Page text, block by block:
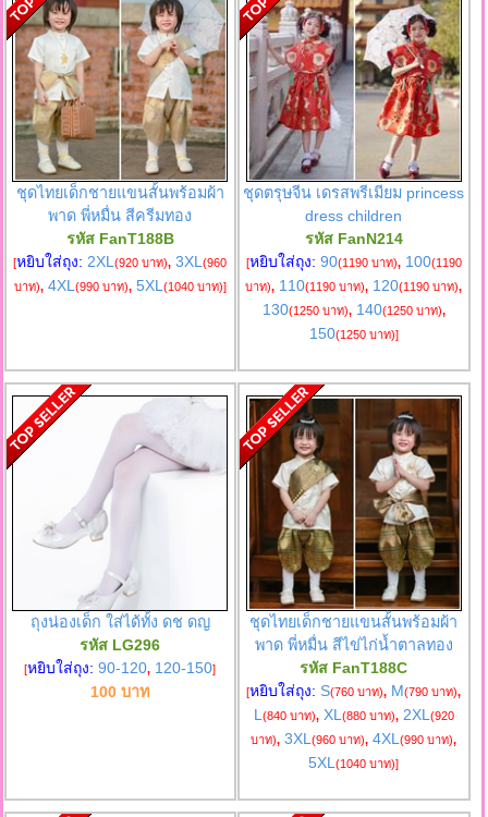
ชุดไทยเด็กชายแขนสั้นพร้อมผ้า
พาด พี่หมื่น สีครีมทอง
รหัส FanT188B
[หยิบใส่ถุง: 2XL(920 บาท), 3XL(960
บาท), 4XL (990 บาท), 5XL (1040 บาท)]
ชุดตรุษจีน เดรสพรีเมียม princess
dress children
รหัส FanN214
[หยิบใส่ถุง: 90(1190 บาท), 100(1190
บาท), 110(1190 บาท), 120(1190 บาท),
130(1250 บาท), 140(1250 บาท),
150(1250 บาท)]
ถุงน่องเด็ก ใส่ได้ทั้ง ดช ดญ
รหัส LG296
[หยิบใส่ถุง:90-120, 120-150]
100 บาท
ชุดไทยเด็กชายแขนสั้นพร้อมผ้า
พาด พี่หมื่น สีไข่ไก่น้ำตาลทอง
รหัส FanT188C
[หยิบใส่ถุง: S(760 บาท), M(790 บาท),
L (840 บาท), XL (880 บาท), 2XL (920
บาท), 3XL(960 บาท), 4XL(990 บาท),
5XL(1040 บาท)]